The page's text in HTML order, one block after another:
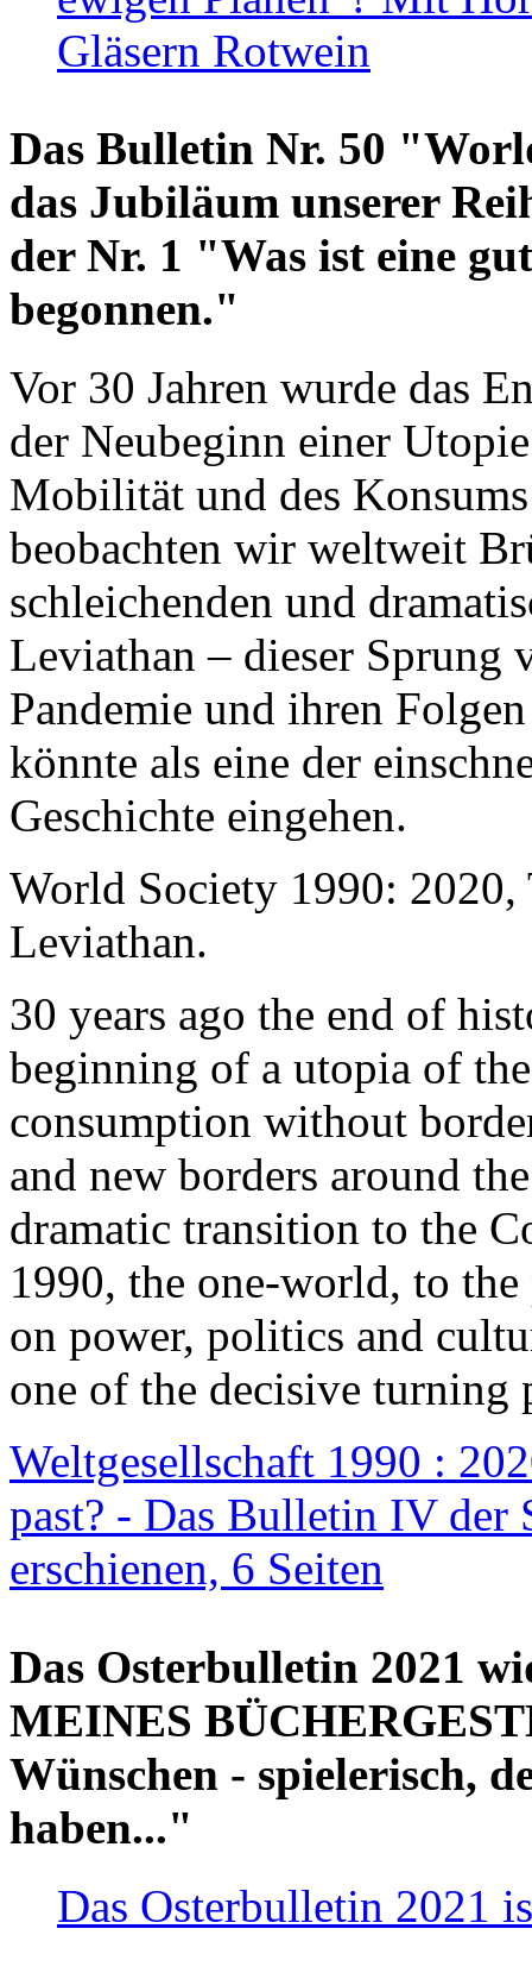
Gläsern Rotwein
Das Bulletin Nr. 50
das Jubiläum unserer
der Nr. 1 "Was ist eine
begonnen."
Vor 30 Jahren wurde das
der Neubeginn einer
Mobilität und des
beobachten wir weltweit
schleichenden und
Leviathan – dieser Sprung
Pandemie und ihren
könnte als eine der
Geschichte eingehen.
World Society 1990: 2020,
Leviathan.
30 years ago the end of
beginning of a utopia of
consumption without
and new borders around
dramatic transition to the
1990, the one-world, to the
on power, politics and
one of the decisive turning
Weltgesellschaft 1990 :
past? - Das Bulletin IV der
erschienen, 6 Seiten
Das Osterbulletin 2021
MEINES
Wünschen - spielerisch,
haben..."
Das Osterbulletin 2021